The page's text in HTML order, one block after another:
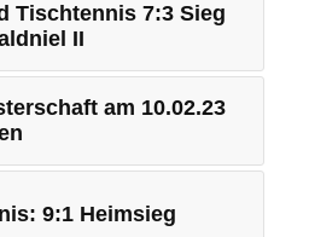
Tischtennis 7:3 Sieg
II
am 10.02.23
9:1 Heimsieg